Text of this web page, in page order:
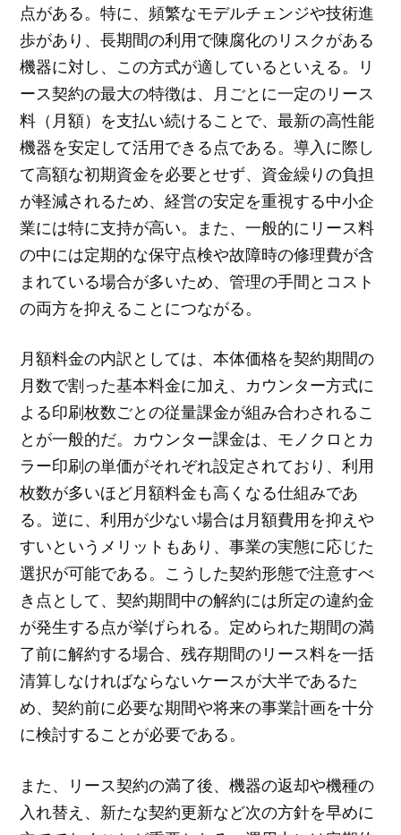
点がある。特に、頻繁なモデルチェンジや技術進
歩があり、長期間の利用で陳腐化のリスクがある
機器に対し、この方式が適しているといえる。リ
ース契約の最大の特徴は、月ごとに一定のリース
料（月額）を支払い続けることで、最新の高性能
機器を安定して活用できる点である。導入に際し
て高額な初期資金を必要とせず、資金繰りの負担
が軽減されるため、経営の安定を重視する中小企
業には特に支持が高い。また、一般的にリース料
の中には定期的な保守点検や故障時の修理費が含
まれている場合が多いため、管理の手間とコスト
の両方を抑えることにつながる。
月額料金の内訳としては、本体価格を契約期間の
月数で割った基本料金に加え、カウンター方式に
よる印刷枚数ごとの従量課金が組み合わされるこ
とが一般的だ。カウンター課金は、モノクロとカ
ラー印刷の単価がそれぞれ設定されており、利用
枚数が多いほど月額料金も高くなる仕組みであ
る。逆に、利用が少ない場合は月額費用を抑えや
すいというメリットもあり、事業の実態に応じた
選択が可能である。こうした契約形態で注意すべ
き点として、契約期間中の解約には所定の違約金
が発生する点が挙げられる。定められた期間の満
了前に解約する場合、残存期間のリース料を一括
清算しなければならないケースが大半であるた
め、契約前に必要な期間や将来の事業計画を十分
に検討することが必要である。
また、リース契約の満了後、機器の返却や機種の
入れ替え、新たな契約更新など次の方針を早めに